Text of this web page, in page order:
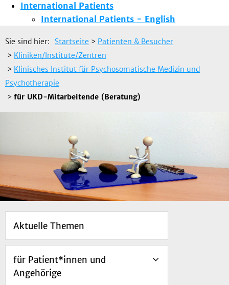
International Patients
International Patients - English
Sie sind hier: Startseite > Patienten & Besucher
> Kliniken/Institute/Zentren
> Klinisches Institut für Psychosomatische Medizin und
Psychotherapie
> für UKD-Mitarbeitende (Beratung)
Aktuelle Themen
für Patient*innen und
Angehörige